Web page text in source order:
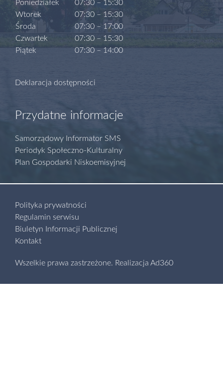
Poniedziałek
Wtorek
Środa
Czwartek
Piątek
07:30 – 15:30
07:30 – 15:30
07:30 – 17:00
07:30 – 15:30
07:30 – 14:00
Deklaracja dostępności
Przydatne informacje
Samorządowy Informator SMS
Periodyk Społeczno-Kulturalny
Plan Gospodarki Niskoemisyjnej
Polityka prywatności
Regulamin serwisu
Biuletyn Informacji Publicznej
Kontakt
Wszelkie prawa zastrzeżone. Realizacja Ad360